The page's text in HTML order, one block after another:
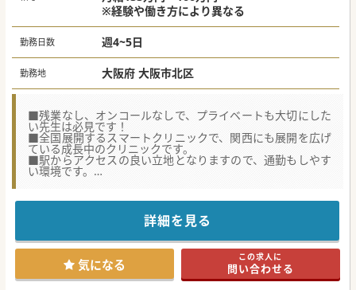
※経験や働き方により異なる
勤務日数 週4~5日
勤務地 大阪府 大阪市北区
■残業なし、オンコールなしで、プライベートも大切にした
い先生は必見です！
■全国展開するスマートクリニックで、関西にも展開を広げ
ている成長中のクリニックです。
■駅からアクセスの良い立地となりますので、通勤もしやす
い環境です。
■他院勤務の医師とのオンライン相談ツールなど、いつでも
リアルタイムで意見交換ができ、専門外の相談が可能です！
■ITを駆使した診療体制で、経営面はお任せして医師は診療
のみに集中できる環境体制が整っております。
■来院者の約9割が50代以下でビジネスマンや若年層への予
防医療や健康管理など、時代に合った医療を展開していま
詳細を見る
気になる この求人に
問い合わせる